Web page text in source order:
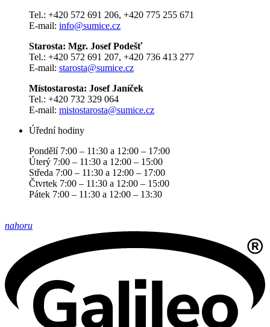
Tel.: +420 572 691 206, +420 775 255 671
E-mail: info@sumice.cz
Starosta: Mgr. Josef Podešť
Tel.: +420 572 691 207, +420 736 413 277
E-mail: starosta@sumice.cz
Místostarosta: Josef Janíček
Tel.: +420 732 329 064
E-mail: mistostarosta@sumice.cz
Úřední hodiny
Pondělí 7:00 – 11:30 a 12:00 – 17:00
Úterý 7:00 – 11:30 a 12:00 – 15:00
Středa 7:00 – 11:30 a 12:00 – 17:00
Čtvrtek 7:00 – 11:30 a 12:00 – 15:00
Pátek 7:00 – 11:30 a 12:00 – 13:30
nahoru